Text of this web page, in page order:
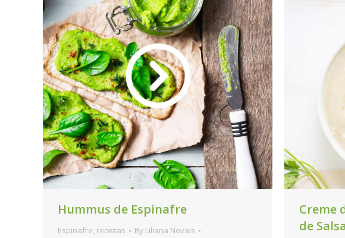
Hummus de Espinafre
Espinafre, receitas By Liliana Novais
Creme
de